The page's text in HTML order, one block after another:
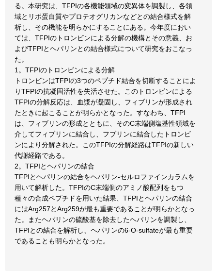
る。本研究は、TFPIの各機能領域の変異体を調製し、各領
域とリポ蛋白質やプロテオグリカンなどとの結合様式を解
析し、その機能を明らかにすることにある。今年度におい
ては、TFPIのトロンビンによる分解の機構とその意義、お
よびTFPIとヘパリンとの結合様式について研究をおこなっ
た。
1。TFPIのトロンビンによる分解
トロンビンはTFPIの3つのペプチド結合を切断することによ
りTFPIの抗凝固活性を失活させた。このトロンビンによる
TFPIの分解反応は、血漿が凝固し、フィブリンが形成され
たときに起こることが明らかとなった。すなわち、TFPI
は、フィブリンの形成とともに、そのC末端側塩基性領域を
介してフィブリンに結合し、フブリンに結合したトロンビ
ンにより分解された。このTFPIの分解経路はTFPIの新しい
代謝経路である。
2。TFPIとヘパリンの結合
TFPIとヘパリンの結合をヘパリン-セルロファインカラムを
用いて解析した。TFPIのC末端側のアミノ酸配列をもつ
種々の合成ペプチドを用いた結果、TFPIとヘパリンの結合
にはArg257とArg259が最も重要であることが明らかとなっ
た。またヘパリンの硫酸基を除去したヘパリンを調製し、
TFPIとの結合を解析し、ヘパリンの6-O-sulfateが最も重要
であることも明らかとなった。